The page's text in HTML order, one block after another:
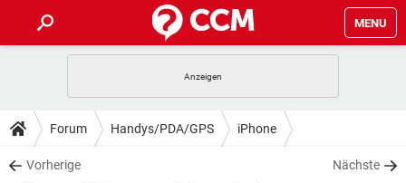
MENU
ANDROID IOS
WINDOWS 10
TIPPS & TRICKS
SPIELE STREAMING
DOWNLOADS
Forum Handys/PDA/GPS iPhone
Vorherige Nächste